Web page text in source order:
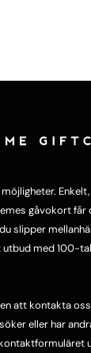
gåvokort
slipper
med 100-
att kontakta
eller har